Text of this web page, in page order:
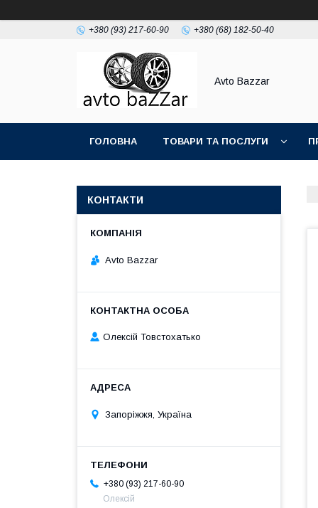
+380 (93) 217-60-90 +380 (68) 182-50-40
Avto Bazzar
ГОЛОВНА ТОВАРИ ТА ПОСЛУГИ
КОНТАКТИ
Avto Bazzar
Олексій Товстохатько
Запоріжжя, Україна
+380 (93) 217-60-90
Олексій